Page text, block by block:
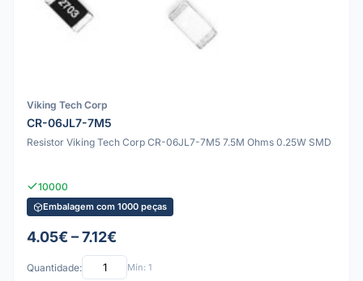
Viking Tech Corp
CR-06JL7-7M5
Resistor Viking Tech Corp CR-06JL7-7M5 7.5M Ohms 0.25W SMD
10000
Embalagem com 1000 peças
4.05€ – 7.12€
Quantidade: Mín: 1